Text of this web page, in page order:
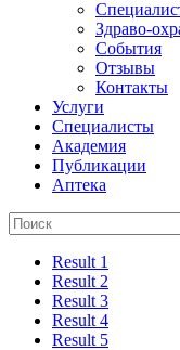
Здраво-
События
Отзывы
Контакты
Услуги
Специалисты
Академия
Публикации
Аптека
Result 1
Result 2
Result 3
Result 4
Result 5